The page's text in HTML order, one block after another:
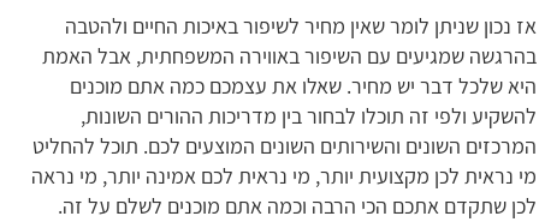
אז נכון שניתן לומר שאין מחיר לשיפור באיכות החיים ולהטבה
בהרגשה שמגיעים עם השיפור באווירה המשפחתית, אבל האמת
היא שלכל דבר יש מחיר. שאלו את עצמכם כמה אתם מוכנים
להשקיע ולפי זה תוכלו לבחור בין מדריכות ההורים השונות,
המרכזים השונים והשירותים השונים המוצעים לכם. תוכל להחליט
מי נראית לכן מקצועית יותר, מי נראית לכם אמינה יותר, מי נראה
לכן שתקדם אתכם הכי הרבה וכמה אתם מוכנים לשלם על זה.